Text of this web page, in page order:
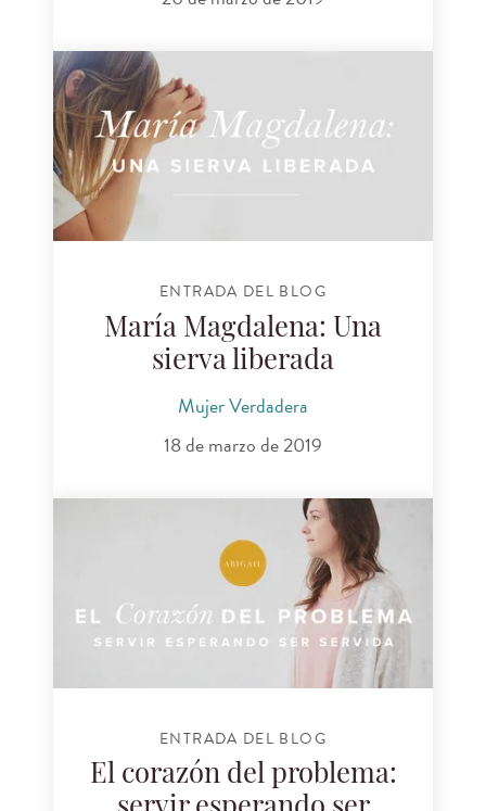
ENTRADA DEL BLOG
María Magdalena: Una
sierva liberada
Mujer Verdadera
18 de marzo de 2019
ENTRADA DEL BLOG
El corazón del problema: